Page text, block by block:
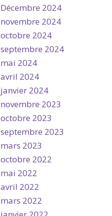
Décembre 2024
novembre 2024
octobre 2024
septembre 2024
mai 2024
avril 2024
janvier 2024
novembre 2023
octobre 2023
septembre 2023
mars 2023
octobre 2022
mai 2022
avril 2022
mars 2022